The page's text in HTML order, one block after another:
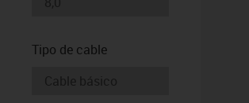
Tipo de cable